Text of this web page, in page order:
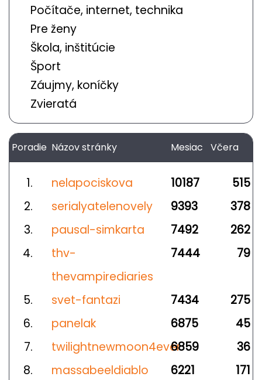
Počítače, internet, technika
Pre ženy
Škola, inštitúcie
Šport
Záujmy, koníčky
Zvieratá
Poradie Názov stránky Mesiac Včera
1. nelapociskova 10187
515
2.
serialyatelenovely 9393
378
3.
pausal-simkarta 7492
262
4.
thv-
thevampirediaries
7444 79
5. svet-fantazi 7434
275
6.
panelak 6875
45
7.
twilightnewmoon4ever6859
36
8.
massabeeldiablo 6221
171